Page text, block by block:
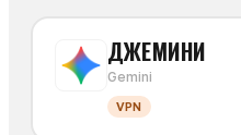
ДЖЕМИНИ
Gemini
VPN